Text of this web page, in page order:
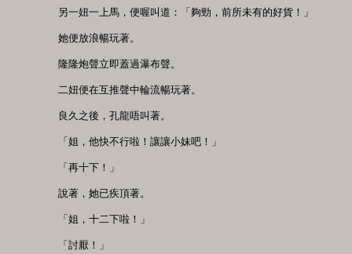
另一妞一上馬，便喔叫道：「夠勁，前所未有的好貨！」
她便放浪暢玩著。
隆隆炮聲立即蓋過瀑布聲。
二妞便在互推聲中輪流暢玩著。
良久之後，孔龍唔叫著。
「姐，他快不行啦！讓讓小妹吧！」
「再十下！」
說著，她已疾頂著。
「姐，十二下啦！」
「討厭！」